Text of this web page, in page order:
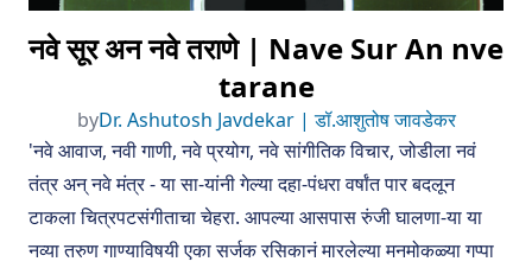
नवे सूर अन नवे तराणे | Nave Sur An nve
tarane
byDr. Ashutosh Javdekar | डॉ.आशुतोष जावडेकर
'नवे आवाज, नवी गाणी, नवे प्रयोग, नवे सांगीतिक विचार, जोडीला नवं
तंत्र अन् नवे मंत्र - या सा-यांनी गेल्या दहा-पंधरा वर्षांत पार बदलून
टाकला चित्रपटसंगीताचा चेहरा. आपल्या आसपास रुंजी घालणा-या या
नव्या तरुण गाण्याविषयी एका सर्जक रसिकानं मारलेल्या मनमोकळ्या गप्पा